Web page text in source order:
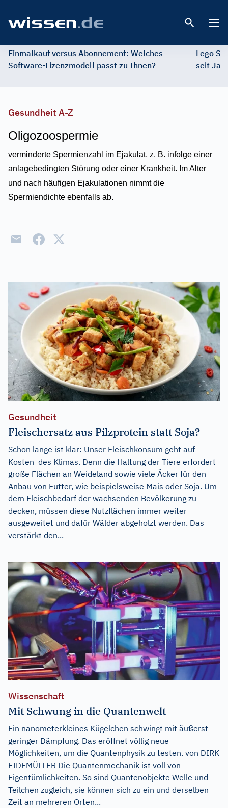
Einmalkauf versus Abonnement: Welches
Software-Lizenzmodell passt zu Ihnen?
Lego
seit
Gesundheit A-Z
Oligozoospermie
verminderte Spermienzahl im Ejakulat, z. B. infolge einer
anlagebedingten Störung oder einer Krankheit. Im Alter
und nach häufigen Ejakulationen nimmt die
Spermiendichte ebenfalls ab.
Gesundheit
Fleischersatz aus Pilzprotein statt Soja?
Schon lange ist klar: Unser Fleischkonsum geht auf
Kosten des Klimas. Denn die Haltung der Tiere erfordert
große Flächen an Weideland sowie viele Äcker für den
Anbau von Futter, wie beispielsweise Mais oder Soja. Um
dem Fleischbedarf der wachsenden Bevölkerung zu
decken, müssen diese Nutzflächen immer weiter
ausgeweitet und dafür Wälder abgeholzt werden. Das
verstärkt den...
Wissenschaft
Mit Schwung in die Quantenwelt
Ein nanometerkleines Kügelchen schwingt mit äußerst
geringer Dämpfung. Das eröffnet völlig neue
Möglichkeiten, um die Quantenphysik zu testen. von DIRK
EIDEMÜLLER Die Quantenmechanik ist voll von
Eigentümlichkeiten. So sind Quantenobjekte Welle und
Teilchen zugleich, sie können sich zu ein und derselben
Zeit an mehreren Orten...